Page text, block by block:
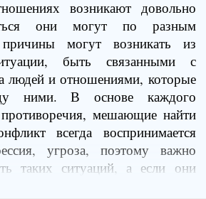
ничего не должен.
не живет для тебя, дитя
никто не является тобой.
живет для себя самого.
он может почувствовать —
счастье. Если ты поймешь,
организовывать тебе
от ожидания
возникают довольно
они могут по разным
могут возникать из
быть связанными с
людей и отношениями, которые
ними. В основе каждого
мешающие найти
всегда воспринимается
угроза, поэтому важно
таких ситуаций, а если они
разрешать.